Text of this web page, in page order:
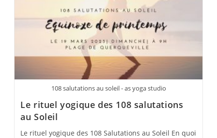
At
The
Top
108 salutations au soleil - as yoga studio
Le rituel yogique des 108 salutations
au Soleil
Le rituel yogique des 108 Salutations au Soleil En quoi